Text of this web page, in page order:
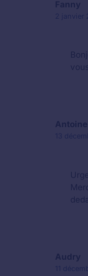
Fanny
2 janvier
13
Audry
11